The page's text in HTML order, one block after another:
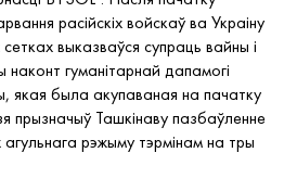
расійскіх войскаў ва Украіну
выказваўся супраць вайны і
гуманітарнай дапамогі
якая была акупаваная на пачатку
прызначыў Ташкінаву пазбаўленне
агульнага рэжыму тэрмінам на тры